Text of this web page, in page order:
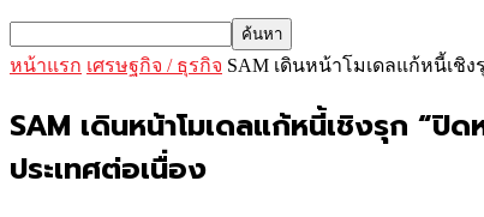
หน้าแรก เศรษฐกิจ / ธุรกิจ SAM เดินหน้าโมเดลแก้หนี้เชิ
SAM เดินหน้าโมเดลแก้หนี้เชิงรุก “
ประเทศต่อเนื่อง